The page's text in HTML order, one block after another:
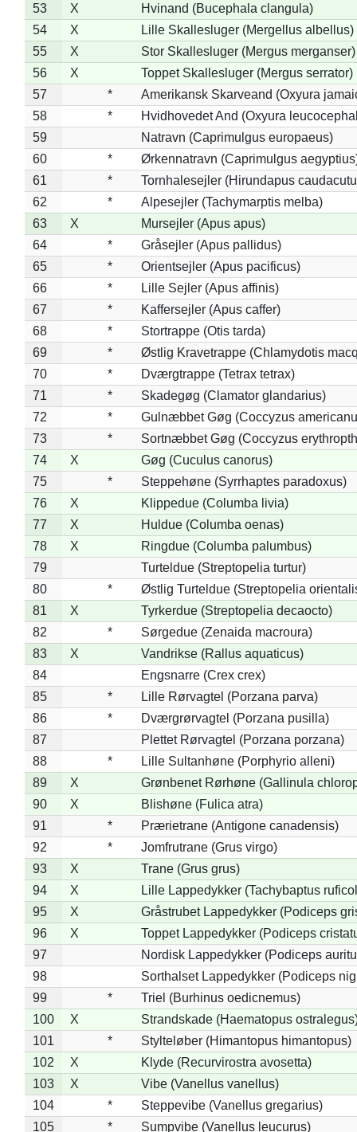
53
X
Hvinand (Bucephala clangula)
54
X
Lille Skallesluger (Mergellus albellus)
55
X
Stor Skallesluger (Mergus merganser)
56
X
Toppet Skallesluger (Mergus serrator)
57
*
Amerikansk Skarveand (Oxyura
58
*
Hvidhovedet And (Oxyura
59
Natravn (Caprimulgus europaeus)
60
*
Ørkennatravn (Caprimulgus
61
*
Tornhalesejler (Hirundapus
62
*
Alpesejler (Tachymarptis melba)
63
X
Mursejler (Apus apus)
64
*
Gråsejler (Apus pallidus)
65
*
Orientsejler (Apus pacificus)
66
*
Lille Sejler (Apus affinis)
67
*
Kaffersejler (Apus caffer)
68
*
Stortrappe (Otis tarda)
69
*
Østlig Kravetrappe (Chlamydotis
70
*
Dværgtrappe (Tetrax tetrax)
71
*
Skadegøg (Clamator glandarius)
72
*
Gulnæbbet Gøg (Coccyzus
73
*
Sortnæbbet Gøg (Coccyzus
74
X
Gøg (Cuculus canorus)
75
*
Steppehøne (Syrrhaptes paradoxus)
76
X
Klippedue (Columba livia)
77
X
Huldue (Columba oenas)
78
X
Ringdue (Columba palumbus)
79
Turteldue (Streptopelia turtur)
80
*
Østlig Turteldue (Streptopelia
81
X
Tyrkerdue (Streptopelia decaocto)
82
*
Sørgedue (Zenaida macroura)
83
X
Vandrikse (Rallus aquaticus)
84
Engsnarre (Crex crex)
85
*
Lille Rørvagtel (Porzana parva)
86
*
Dværgrørvagtel (Porzana pusilla)
87
Plettet Rørvagtel (Porzana porzana)
88
*
Lille Sultanhøne (Porphyrio alleni)
89
X
Grønbenet Rørhøne (Gallinula
90
X
Blishøne (Fulica atra)
91
*
Prærietrane (Antigone canadensis)
92
*
Jomfrutrane (Grus virgo)
93
X
Trane (Grus grus)
94
X
Lille Lappedykker (Tachybaptus
95
X
Gråstrubet Lappedykker (Podiceps
96
X
Toppet Lappedykker (Podiceps
97
Nordisk Lappedykker (Podiceps
98
Sorthalset Lappedykker (Podiceps
99
*
Triel (Burhinus oedicnemus)
100
X
Strandskade (Haematopus
101
*
Stylteløber (Himantopus himantopus)
102
X
Klyde (Recurvirostra avosetta)
103
X
Vibe (Vanellus vanellus)
104
*
Steppevibe (Vanellus gregarius)
105
* Sumpvibe (Vanellus leucurus)